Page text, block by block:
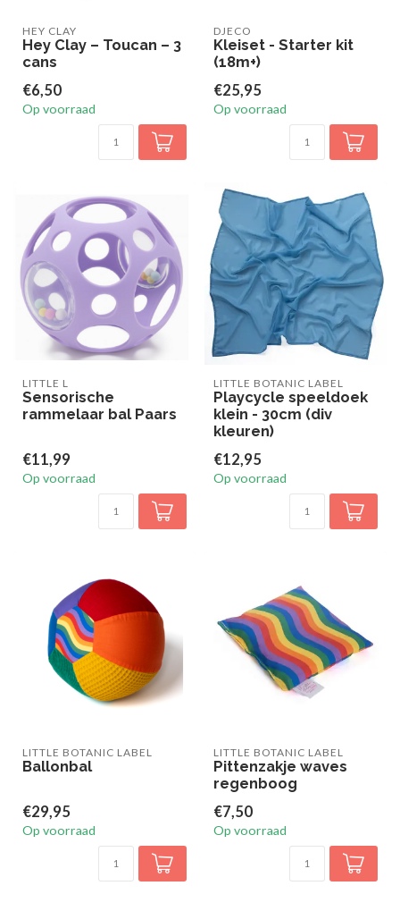
HEY CLAY
Hey Clay – Toucan – 3
cans
€6,50
Op voorraad
DJECO
Kleiset - Starter kit
(18m+)
€25,95
Op voorraad
LITTLE L
Sensorische
rammelaar bal Paars
€11,99
Op voorraad
LITTLE BOTANIC LABEL
Playcycle speeldoek
klein - 30cm (div
kleuren)
€12,95
Op voorraad
LITTLE BOTANIC LABEL
Ballonbal
€29,95
Op voorraad
LITTLE BOTANIC LABEL
Pittenzakje waves
regenboog
€7,50
Op voorraad